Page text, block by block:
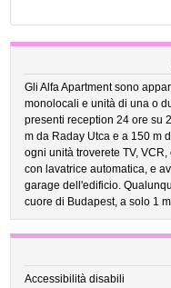
Gli Alfa Apartment sono
monolocali e unità di una o
presenti reception 24 ore su
m da Raday Utca e a 150 m
ogni unità troverete TV,
con lavatrice automatica, e
garage dell'edificio.
cuore di Budapest, a solo 1
Accessibilità disabili